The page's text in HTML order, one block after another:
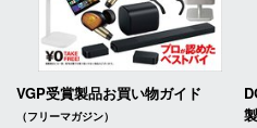
VGP受賞製品お買い物ガイド
（フリーマガジン）